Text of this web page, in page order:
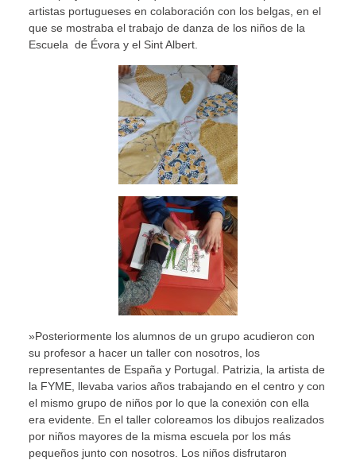
artistas portugueses en colaboración con los belgas, en el
que se mostraba el trabajo de danza de los niños de la
Escuela de Évora y el Sint Albert.
»Posteriormente los alumnos de un grupo acudieron con
su profesor a hacer un taller con nosotros, los
representantes de España y Portugal. Patrizia, la artista de
la FYME, llevaba varios años trabajando en el centro y con
el mismo grupo de niños por lo que la conexión con ella
era evidente. En el taller coloreamos los dibujos realizados
por niños mayores de la misma escuela por los más
pequeños junto con nosotros. Los niños disfrutaron